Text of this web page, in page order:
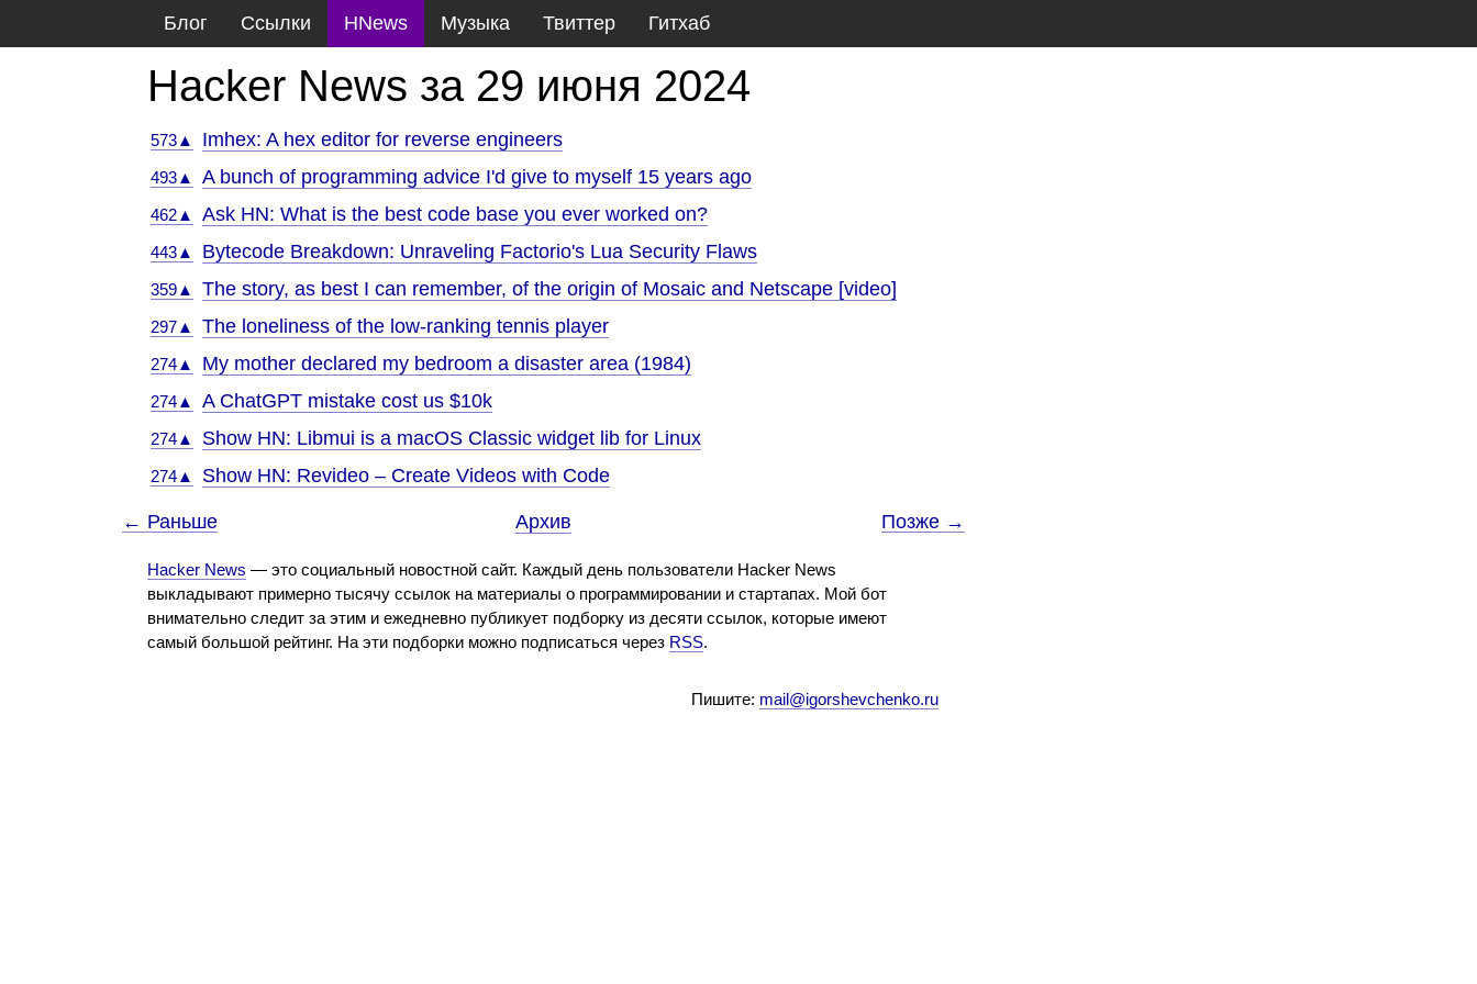
Блог Ссылки HNews Музыка Твиттер Гитхаб
Hacker News за 29 июня 2024
573▲ Imhex: A hex editor for reverse engineers
493▲ A bunch of programming advice I'd give to myself 15 years ago
462▲ Ask HN: What is the best code base you ever worked on?
443▲ Bytecode Breakdown: Unraveling Factorio's Lua Security Flaws
359▲ The story, as best I can remember, of the origin of Mosaic and Netscape [video]
297▲ The loneliness of the low-ranking tennis player
274▲ My mother declared my bedroom a disaster area (1984)
274▲ A ChatGPT mistake cost us $10k
274▲ Show HN: Libmui is a macOS Classic widget lib for Linux
274▲ Show HN: Revideo – Create Videos with Code
← Раньше Архив Позже →
Hacker News — это социальный новостной сайт. Каждый день пользователи Hacker News
выкладывают примерно тысячу ссылок на материалы о программировании и стартапах. Мой бот
внимательно следит за этим и ежедневно публикует подборку из десяти ссылок, которые имеют
самый большой рейтинг. На эти подборки можно подписаться через RSS.
Пишите: mail@igorshevchenko.ru